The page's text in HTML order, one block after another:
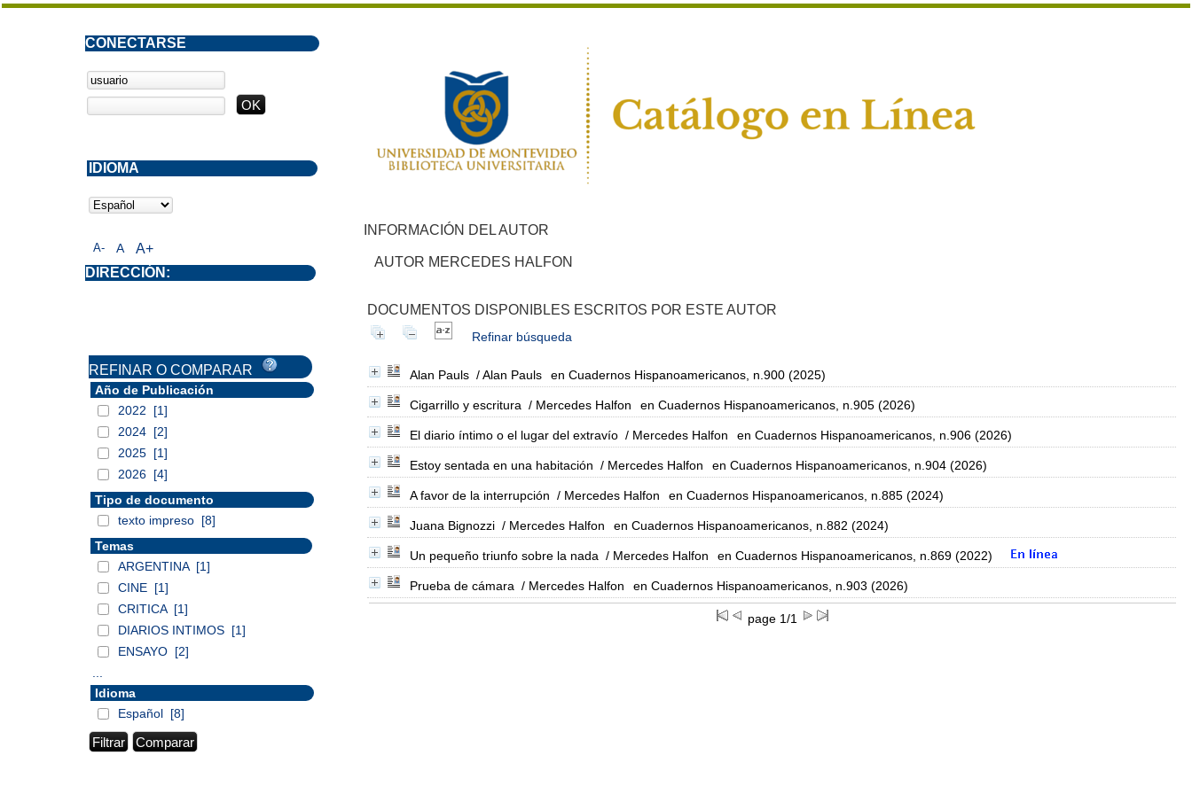
INFORMACIÓN DEL AUTOR
AUTOR MERCEDES HALFON
DOCUMENTOS DISPONIBLES ESCRITOS POR ESTE AUTOR
Refinar búsqueda
Alan Pauls / Alan Pauls en Cuadernos Hispanoamericanos, n.900 (2025)
Cigarrillo y escritura / Mercedes Halfon en Cuadernos Hispanoamericanos, n.905 (2026)
El diario íntimo o el lugar del extravío / Mercedes Halfon en Cuadernos Hispanoamericanos, n.906 (2026)
Estoy sentada en una habitación / Mercedes Halfon en Cuadernos Hispanoamericanos, n.904 (2026)
A favor de la interrupción / Mercedes Halfon en Cuadernos Hispanoamericanos, n.885 (2024)
Juana Bignozzi / Mercedes Halfon en Cuadernos Hispanoamericanos, n.882 (2024)
Un pequeño triunfo sobre la nada / Mercedes Halfon en Cuadernos Hispanoamericanos, n.869 (2022)
Prueba de cámara / Mercedes Halfon en Cuadernos Hispanoamericanos, n.903 (2026)
page 1/1
A- A A+
CONECTARSE
DIRECCIÓN:
IDIOMA
REFINAR O COMPARAR
Año de Publicación
2022
[1]
2024 [2]
2025 [1]
2026 [4]
Tipo de documento
texto impreso [8]
Temas
ARGENTINA [1]
CINE [1]
CRITICA [1]
DIARIOS INTIMOS [1]
ENSAYO [2]
Idioma
Español [8]